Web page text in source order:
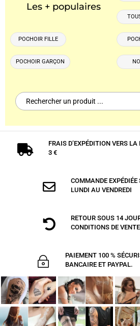
Les + populaires
POCHOIR FILLE
POCHOIR GARÇON
Search
for:

FRAIS D’EXPÉDITION VERS LA
3 €

COMMANDE EXPÉDIÉE
LUNDI AU VENDREDI

RETOUR SOUS 14
CONDITIONS DE VENTE
~
PAIEMENT 100 %
BANCAIRE ET PAYPAL.